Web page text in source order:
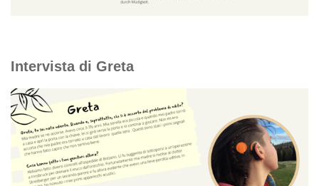
Intervista di Greta